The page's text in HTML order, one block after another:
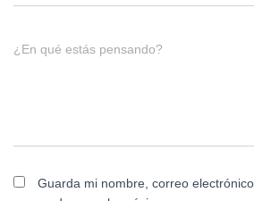
¿En qué estás pensando?
Guarda mi nombre, correo